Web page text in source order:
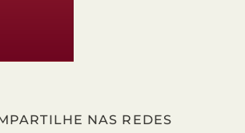
NAS REDES